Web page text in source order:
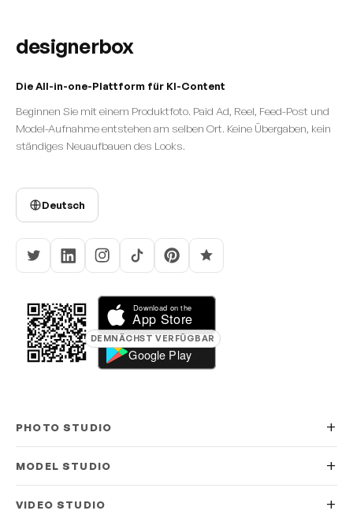
designerbox
Die All-in-one-Plattform für KI-Content
Beginnen Sie mit einem Produktfoto. Paid Ad, Reel, Feed-Post und
Model-Aufnahme entstehen am selben Ort. Keine Übergaben, kein
ständiges Neuaufbauen des Looks.
Deutsch
DEMNÄCHST VERFÜGBAR
PHOTO STUDIO
MODEL STUDIO
VIDEO STUDIO